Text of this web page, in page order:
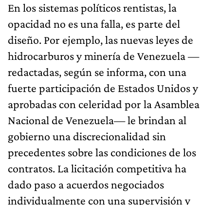
En los sistemas políticos rentistas, la
opacidad no es una falla, es parte del
diseño. Por ejemplo, las nuevas leyes de
hidrocarburos y minería de Venezuela —
redactadas, según se informa, con una
fuerte participación de Estados Unidos y
aprobadas con celeridad por la Asamblea
Nacional de Venezuela— le brindan al
gobierno una discrecionalidad sin
precedentes sobre las condiciones de los
contratos. La licitación competitiva ha
dado paso a acuerdos negociados
individualmente con una supervisión y